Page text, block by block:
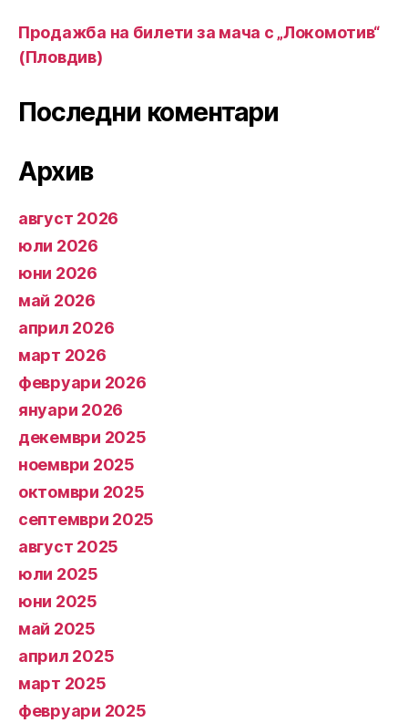
Продажба на билети за мача с „Локомотив“
(Пловдив)
Последни коментари
Архив
август 2026
юли 2026
юни 2026
май 2026
април 2026
март 2026
февруари 2026
януари 2026
декември 2025
ноември 2025
октомври 2025
септември 2025
август 2025
юли 2025
юни 2025
май 2025
април 2025
март 2025
февруари 2025